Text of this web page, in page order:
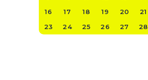
16
17 18 19 20 21
23
24 25 26 27 28